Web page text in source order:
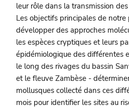
leur rôle dans la transmission
Les objectifs principales de
développer des approches
les espèces cryptiques et leurs
épidémiologique des différentes
le long des rivages du bassin
et le fleuve Zambèse -
mollusques collecté dans ces
mois pour identifier les sites au